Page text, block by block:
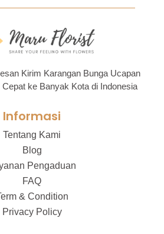
Kirim Karangan Bunga Ucapan
ke Banyak Kota di Indonesia
Informasi
Tentang Kami
Blog
Pengaduan
FAQ
& Condition
Privacy Policy